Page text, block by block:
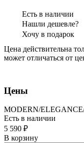
Есть в наличии
Нашли дешевле?
Хочу в подарок
Цена действительна
может отличаться от
Цены
MODERN/
Есть в наличии
5 590 ₽
В корзину